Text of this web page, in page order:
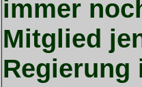
immer
Mitglied
Regierung